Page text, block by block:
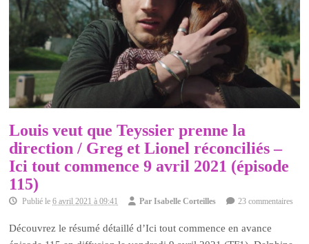
Louis veut que Teyssier prenne la
direction / Greg et Lionel réconciliés –
Ici tout commence 9 avril 2021 (épisode
115)
Publié le6 avril 2021 à 09:41 ParIsabelle Corteilles 23 commentaires
Découvrez le résumé détaillé d’Ici tout commence en avance